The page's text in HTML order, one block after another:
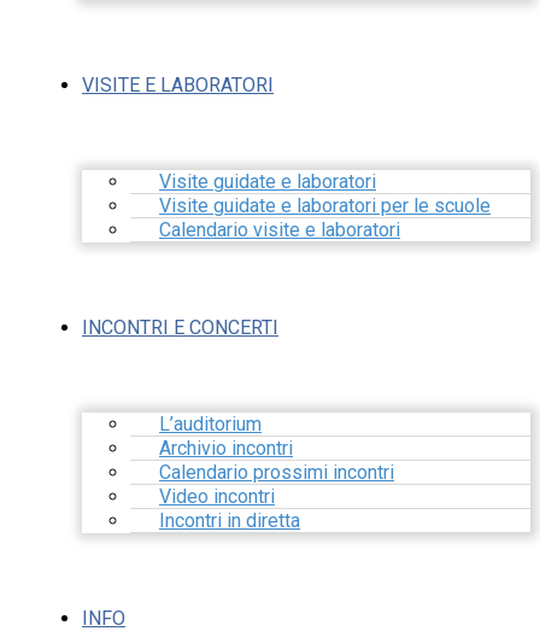
VISITE E LABORATORI
Visite guidate e laboratori
Visite guidate e laboratori per le scuole
Calendario visite e laboratori
INCONTRI E CONCERTI
L’auditorium
Archivio incontri
Calendario prossimi incontri
Video incontri
Incontri in diretta
INFO